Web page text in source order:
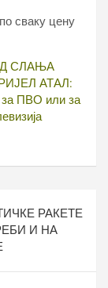
сваку цену
СЛАЊА
АТАЛ:
за ПВО или за
РАКЕТЕ
И НА